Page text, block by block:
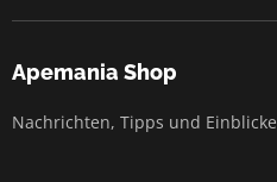
Apemania Shop
Nachrichten, Tipps und Einblicke